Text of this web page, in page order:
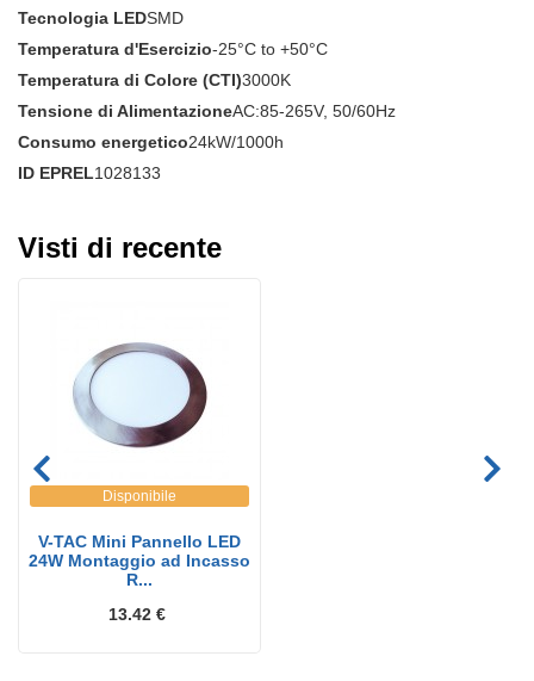
Tecnologia LEDSMD
Temperatura d'Esercizio-25°C to +50°C
Temperatura di Colore (CTI)3000K
Tensione di AlimentazioneAC:85-265V, 50/60Hz
Consumo energetico24kW/1000h
ID EPREL1028133
Visti di recente
Disponibile
V-TAC Mini Pannello LED
24W Montaggio ad Incasso
R...
13.42 €